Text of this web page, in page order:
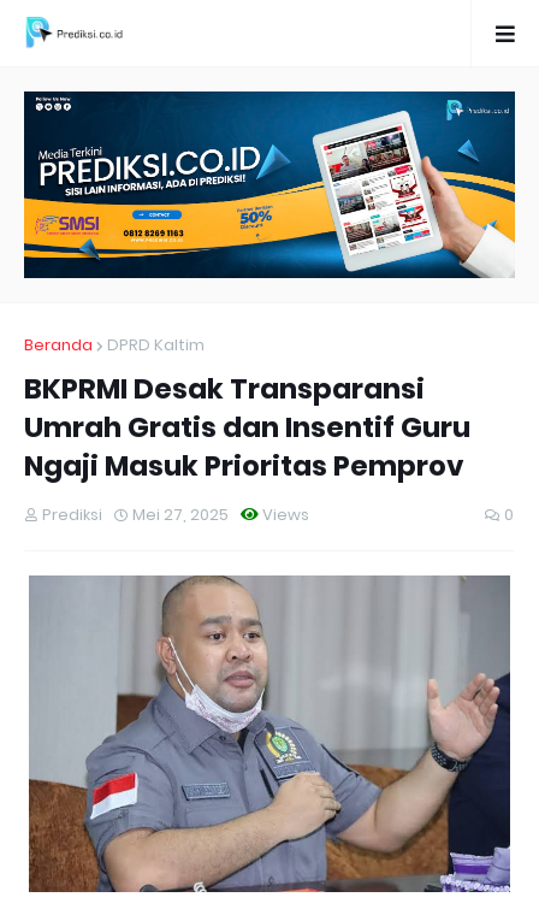
Beranda DPRD Kaltim
BKPRMI Desak Transparansi
Umrah Gratis dan Insentif Guru
Ngaji Masuk Prioritas Pemprov
Prediksi Views
Mei 27, 2025 0